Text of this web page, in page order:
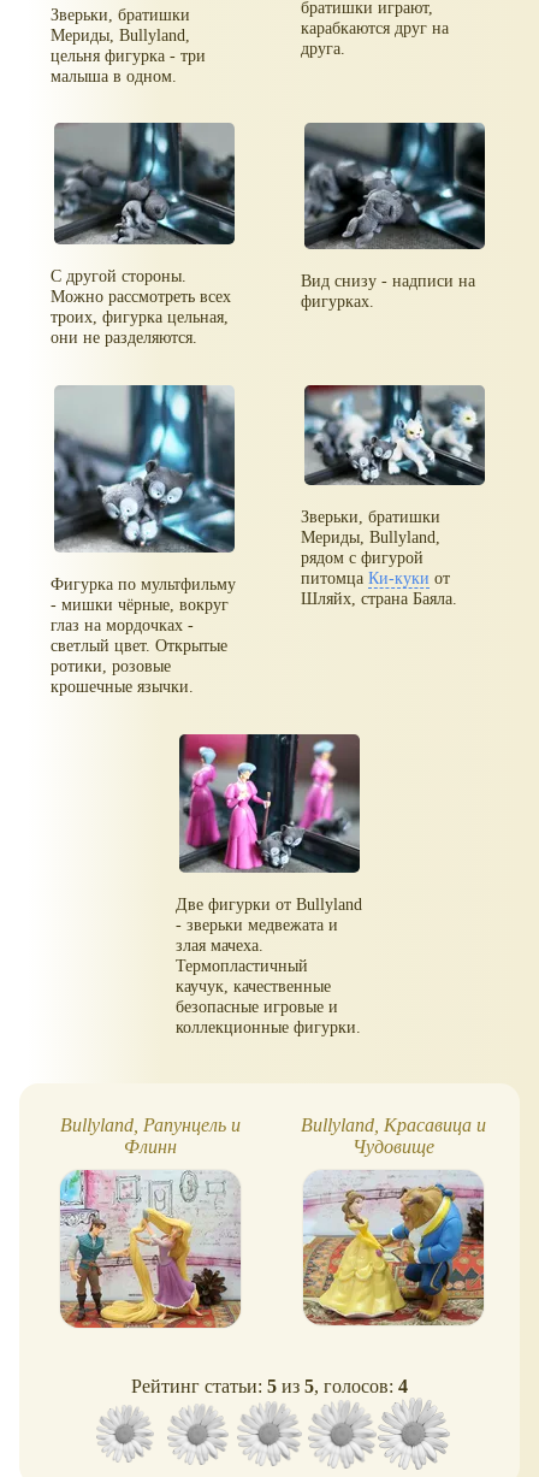
Зверьки, братишки
Мериды, Bullyland,
цельня фигурка - три
малыша в одном.
братишки играют,
карабкаются друг на
друга.
С другой стороны.
Можно рассмотреть всех
троих, фигурка цельная,
они не разделяются.
Вид снизу - надписи на
фигурках.
Фигурка по мультфильму
- мишки чёрные, вокруг
глаз на мордочках -
светлый цвет. Открытые
ротики, розовые
крошечные язычки.
Зверьки, братишки
Мериды, Bullyland,
рядом с фигурой
питомцаКи-куки от
Шляйх, страна Баяла.
Две фигурки от Bullyland
- зверьки медвежата и
злая мачеха.
Термопластичный
каучук, качественные
безопасные игровые и
коллекционные фигурки.
Bullyland, Рапунцель и
Флинн
Bullyland, Красавица и
Чудовище
Рейтинг статьи: 5 из 5, голосов: 4